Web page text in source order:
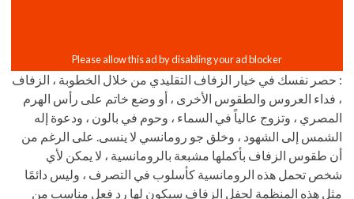
: حصر نفسك في خيار الزفاف التقليدي من خلال الخطوبة ، الزفاف
، فداء العروس والطقوس الأخرى ، أو وضع خاتم على رأس الهرم
المصري ، وتزوج عالياً في السماء ، وحوم في بالون ، ودعوة إله
الشمس إلى الشهود ، وخلق جو رومانسي لا ينسى. على الرغم من
أن طقوس الزفاف بأكملها مشبعة بالرومانسية ، لا يمكن لأي
شخص تحمل هذه الرومانسية كأسلوب في التصرف ، وليس دائمًا
مثل هذه المنظمة لحفل الزفاف سيكون لها رد فعل مناسب من